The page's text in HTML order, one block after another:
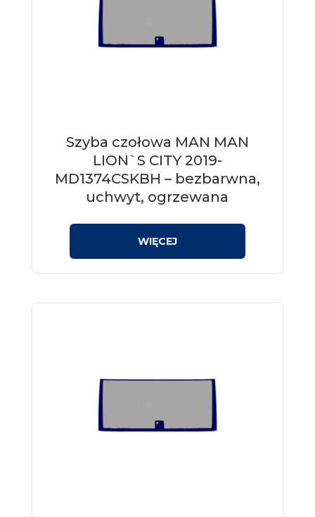
Szyba czołowa MAN MAN
LION`S CITY 2019-
MD1374CSKBH – bezbarwna,
uchwyt, ogrzewana